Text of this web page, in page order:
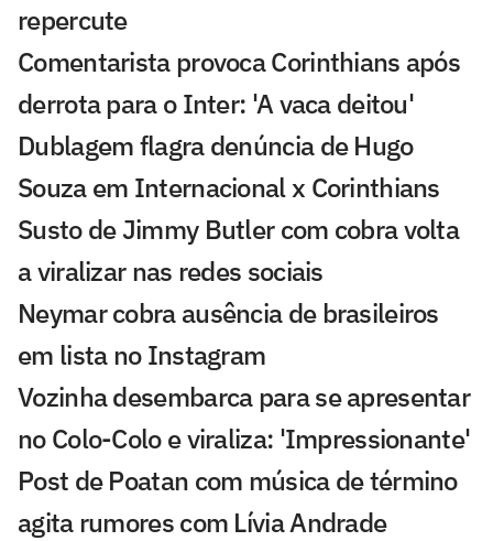
repercute
Comentarista provoca Corinthians após
derrota para o Inter: 'A vaca deitou'
Dublagem flagra denúncia de Hugo
Souza em Internacional x Corinthians
Susto de Jimmy Butler com cobra volta
a viralizar nas redes sociais
Neymar cobra ausência de brasileiros
em lista no Instagram
Vozinha desembarca para se apresentar
no Colo-Colo e viraliza: 'Impressionante'
Post de Poatan com música de término
agita rumores com Lívia Andrade